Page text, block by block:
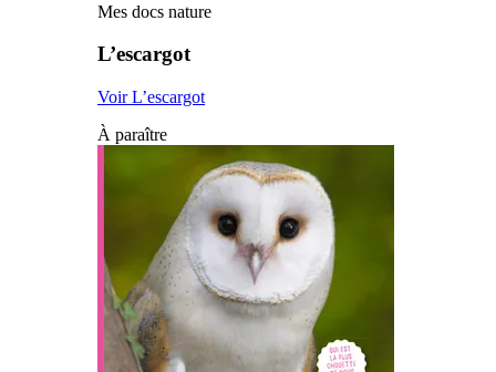
Mes docs nature
L’escargot
Voir L’escargot
À paraître